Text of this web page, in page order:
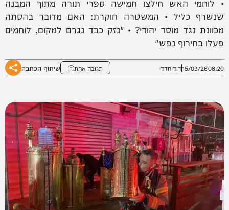
שנשרף כליל • המשטרה חוקרת: האם מדובר בהסתה
מכוונת נגד מוסד יהודי? • "נזק כבד נגרם למקום, לוחמים
פעלו בחירוף נפש"
08:20
15/03/26דוד חדד תגובה אחת שיתוף הכתבה